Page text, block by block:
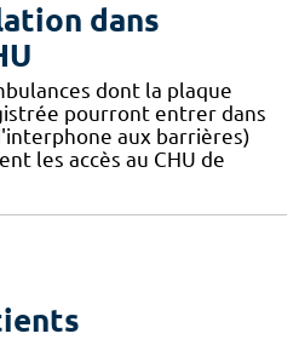
dans
dont la plaque
pourront entrer dans
aux barrières)
les accès au CHU de